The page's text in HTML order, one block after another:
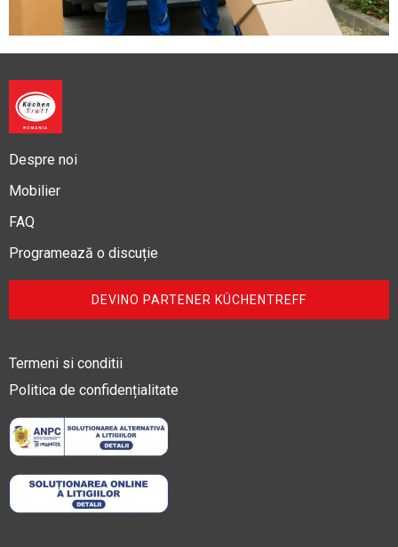
Despre noi
Mobilier
FAQ
Programează o discuție
DEVINO PARTENER KÜCHENTREFF
Termeni si conditii
Politica de confidențialitate